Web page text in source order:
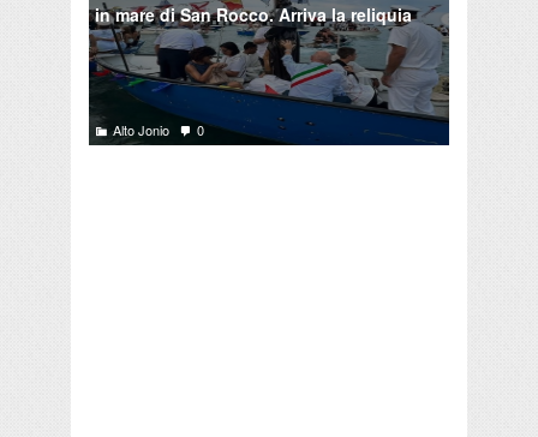
in mare di San Rocco. Arriva la reliquia
Alto Jonio 0